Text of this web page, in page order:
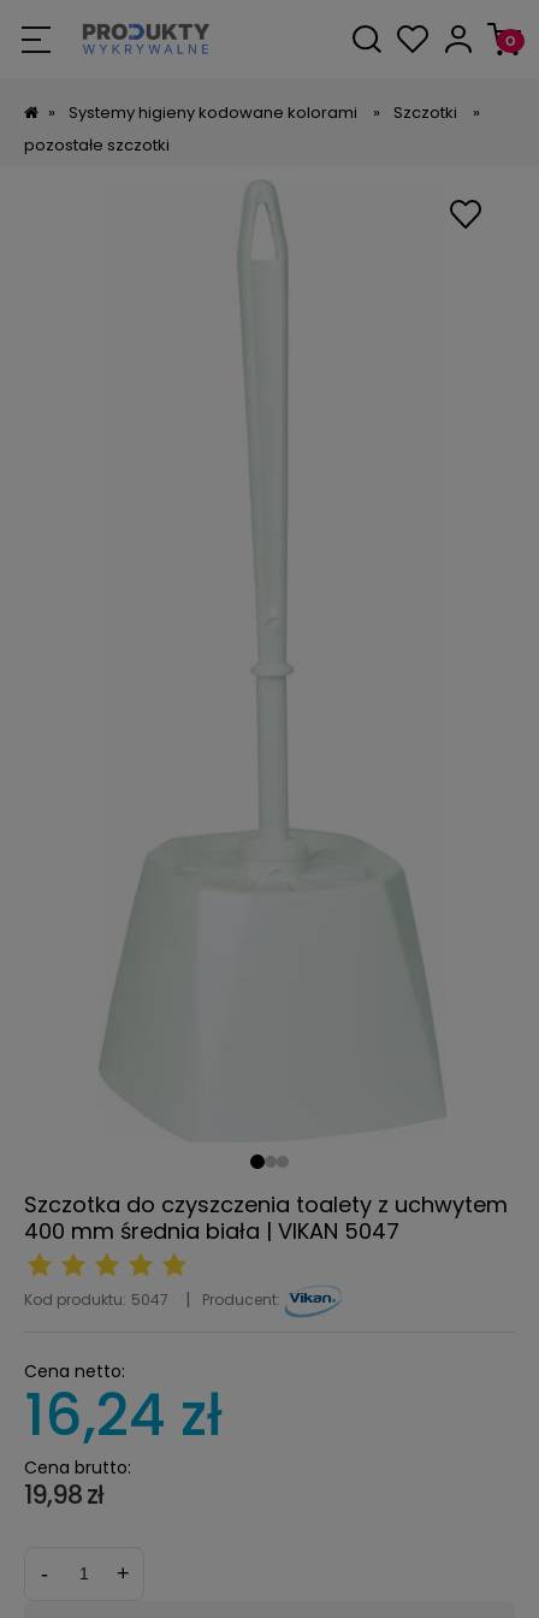
» Systemy higieny kodowane kolorami » Szczotki
»
pozostałe szczotki
Szczotka do czyszczenia toalety z uchwytem
400 mm średnia biała | VIKAN 5047
Kod produktu: 5047 Producent:
Cena brutto:
19,98 zł
Cena netto:
16,24 zł
- +